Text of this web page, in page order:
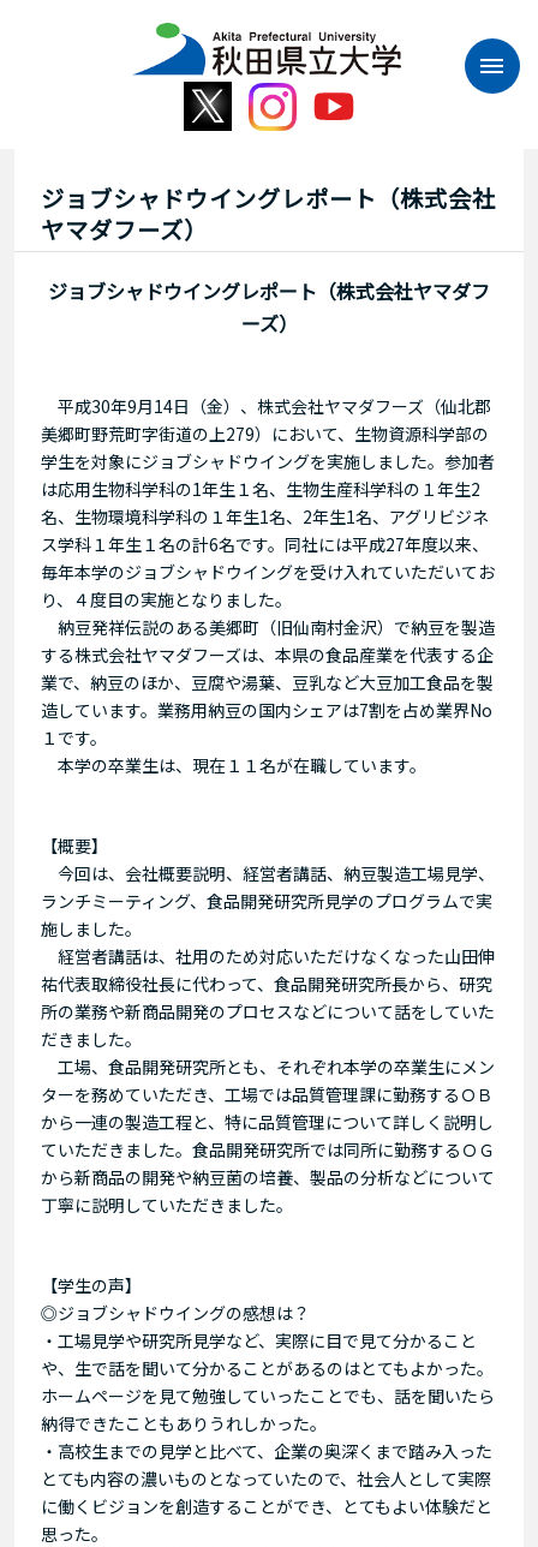
ジョブシャドウイングレポート（株式会社
ヤマダフーズ）
ジョブシャドウイングレポート（株式会社ヤマダフ
ーズ）
平成30年9月14日（金）、株式会社ヤマダフーズ（仙北郡
美郷町野荒町字街道の上279）において、生物資源科学部の
学生を対象にジョブシャドウイングを実施しました。参加者
は応用生物科学科の1年生１名、生物生産科学科の１年生2
名、生物環境科学科の１年生1名、2年生1名、アグリビジネ
ス学科１年生１名の計6名です。同社には平成27年度以来、
毎年本学のジョブシャドウイングを受け入れていただいてお
り、４度目の実施となりました。
納豆発祥伝説のある美郷町（旧仙南村金沢）で納豆を製造
する株式会社ヤマダフーズは、本県の食品産業を代表する企
業で、納豆のほか、豆腐や湯葉、豆乳など大豆加工食品を製
造しています。業務用納豆の国内シェアは7割を占め業界No
１です。
本学の卒業生は、現在１１名が在職しています。
【概要】
今回は、会社概要説明、経営者講話、納豆製造工場見学、
ランチミーティング、食品開発研究所見学のプログラムで実
施しました。
経営者講話は、社用のため対応いただけなくなった山田伸
祐代表取締役社長に代わって、食品開発研究所長から、研究
所の業務や新商品開発のプロセスなどについて話をしていた
だきました。
工場、食品開発研究所とも、それぞれ本学の卒業生にメン
ターを務めていただき、工場では品質管理課に勤務するＯＢ
から一連の製造工程と、特に品質管理について詳しく説明し
ていただきました。食品開発研究所では同所に勤務するＯＧ
から新商品の開発や納豆菌の培養、製品の分析などについて
丁寧に説明していただきました。
【学生の声】
◎ジョブシャドウイングの感想は？
・工場見学や研究所見学など、実際に目で見て分かること
や、生で話を聞いて分かることがあるのはとてもよかった。
ホームページを見て勉強していったことでも、話を聞いたら
納得できたこともありうれしかった。
・高校生までの見学と比べて、企業の奥深くまで踏み入った
とても内容の濃いものとなっていたので、社会人として実際
に働くビジョンを創造することができ、とてもよい体験だと
思った。